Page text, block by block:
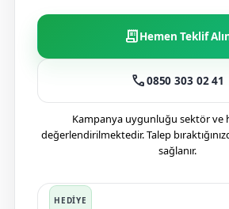
receipt_longHemen Teklif
call0850 303 02 41
Kampanya uygunluğu sektör ve
değerlendirilmektedir. Talep
sağlanır.